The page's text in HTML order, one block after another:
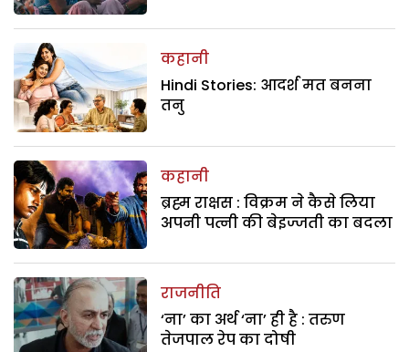
कहानी
Hindi Stories: आदर्श मत बनना
तनु
कहानी
ब्रह्म राक्षस : विक्रम ने कैसे लिया
अपनी पत्नी की बेइज्जती का बदला
राजनीति
‘ना’ का अर्थ ‘ना’ ही है : तरुण
तेजपाल रेप का दोषी